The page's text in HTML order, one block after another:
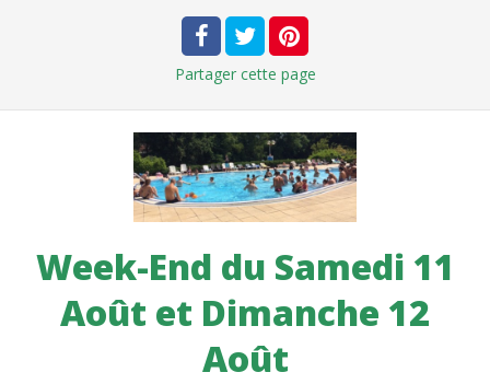
Partager cette page
Week-End du Samedi 11
Août et Dimanche 12
Août